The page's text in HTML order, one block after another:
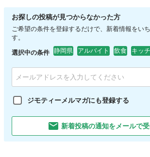
お探しの投稿が見つからなかった方
ご希望の条件を登録するだけで、新着情報をい
す。
選択中の条件 静岡県 アルバイト 飲食 キッ
ジモティーメルマガにも登録する
新着投稿の通知をメールで